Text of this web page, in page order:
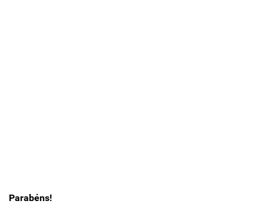
Parabéns!